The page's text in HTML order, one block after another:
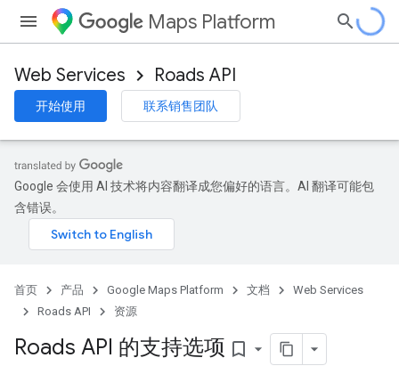
Maps Platform
Web Services Roads API
开始使用 联系销售团队
Google 会使用 AI 技术将内容翻译成您偏好的语言。AI 翻译可能包
含错误。
首页 产品 Google Maps Platform 文档
Web Services
Roads API
资源
Roads API 的支持选项 bookmark_border